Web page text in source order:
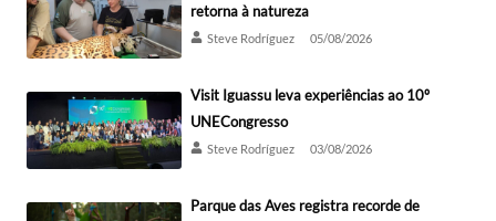
retorna à natureza
Steve Rodríguez 05/08/2026
Visit Iguassu leva experiências ao 10º
UNECongresso
Steve Rodríguez 03/08/2026
Parque das Aves registra recorde de